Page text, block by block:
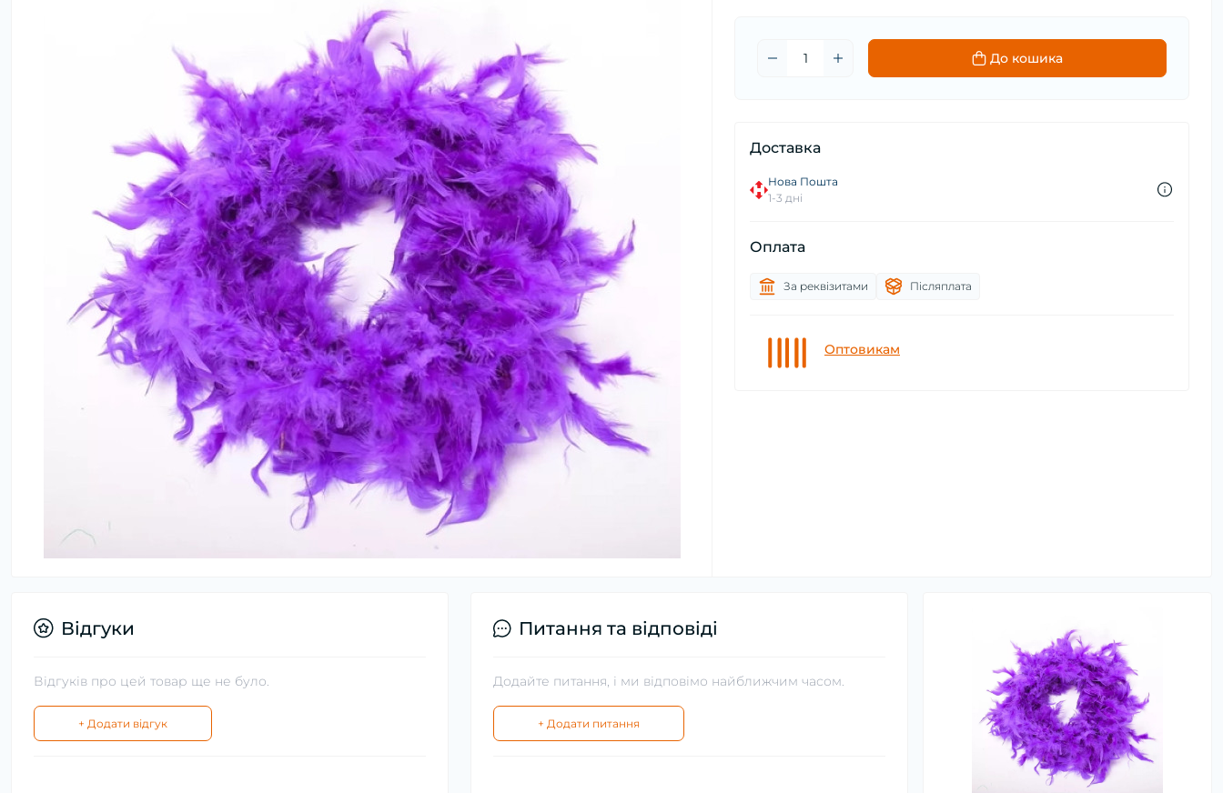
До кошика
Доставка
Нова Пошта
1-3 дні
Оплата
За реквізитами Післяплата
Оптовикам
Відгуки
Відгуків про цей товар ще не було.
+ Додати відгук
Питання та відповіді
Додайте питання, і ми відповімо найближчим часом.
+ Додати питання